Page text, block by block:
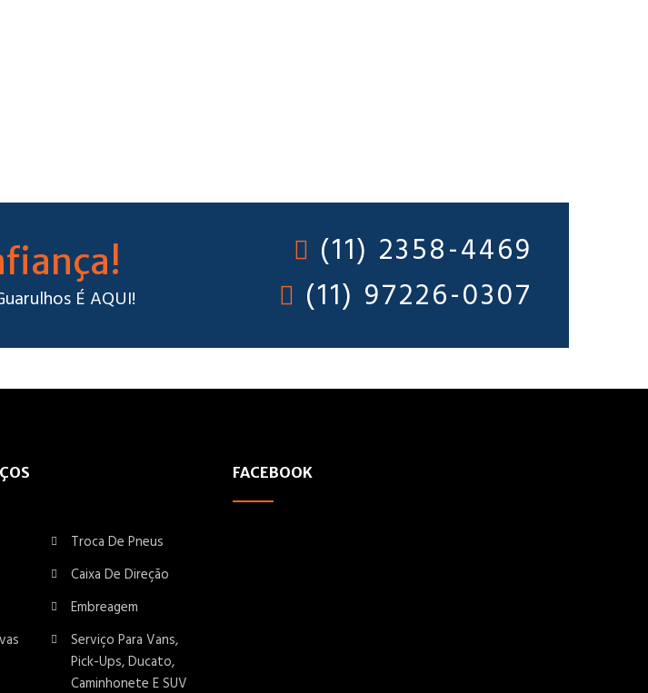
É AQUI!
(11) 2358-4469
(11) 97226-0307
Troca De Pneus
Caixa De Direção
Embreagem
Serviço Para Vans,
Pick-Ups, Ducato,
Caminhonete E SUV
FACEBOOK